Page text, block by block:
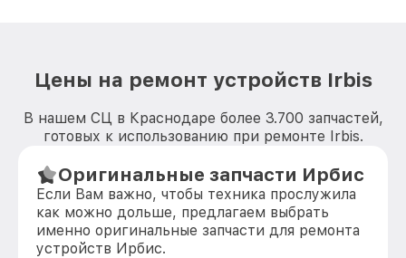
Цены на ремонт устройств Irbis
В нашем СЦ в Краснодаре более 3.700 запчастей,
готовых к использованию при ремонте Irbis.
Оригинальные запчасти Ирбис
Если Вам важно, чтобы техника прослужила
как можно дольше, предлагаем выбрать
именно оригинальные запчасти для ремонта
устройств Ирбис.